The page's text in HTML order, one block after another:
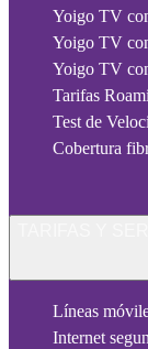
Yoigo TV
Yoigo TV
Yoigo TV
Tarifas
Test de
Cobertura
Líneas
Internet